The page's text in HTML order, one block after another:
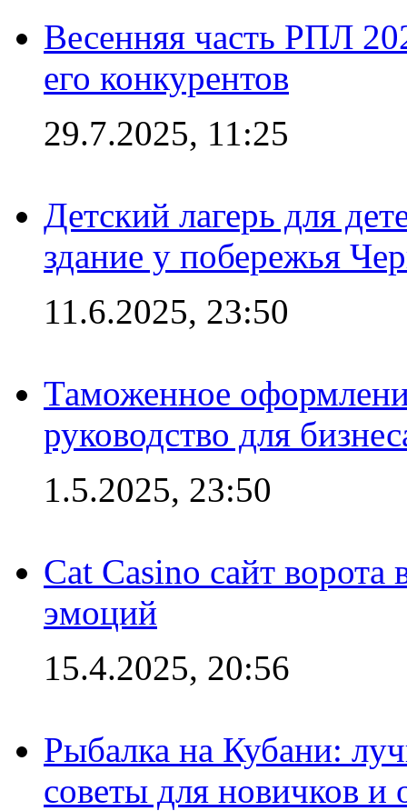
Весенняя часть РПЛ
его конкурентов
29.7.2025, 11:25
Детский лагерь для
здание у побережья
11.6.2025, 23:50
Таможенное
руководство для
1.5.2025, 23:50
Cat Casino сайт
эмоций
15.4.2025, 20:56
Рыбалка на Кубани:
советы для новичков